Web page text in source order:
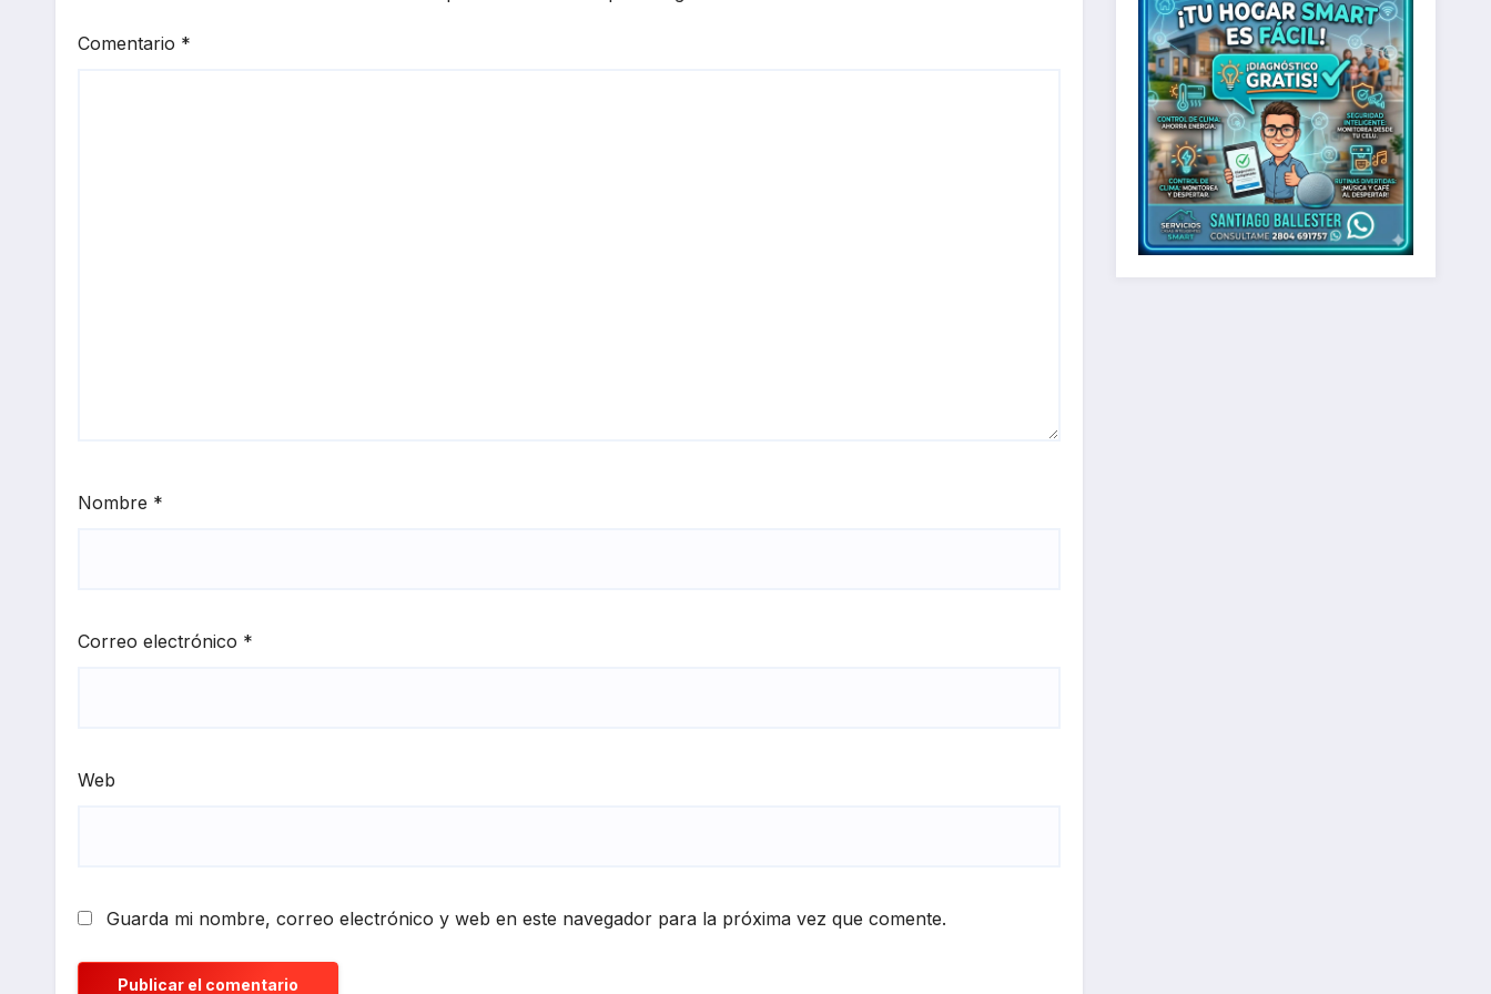
Comentario *
Nombre *
Correo electrónico *
Web
Guarda mi nombre, correo electrónico y web en este navegador para la próxima vez que comente.